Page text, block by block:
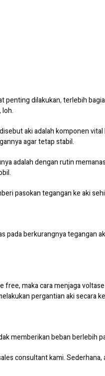
penting dilakukan,terlebih
loh.
aki adalah komponen
agar tetap stabil.
adalah dengan rutin
pasokan tegangan ke aki
berkurangnya tegangan
maka cara menjaga
pergantian aki secara
memberikan beban
consultant kami.